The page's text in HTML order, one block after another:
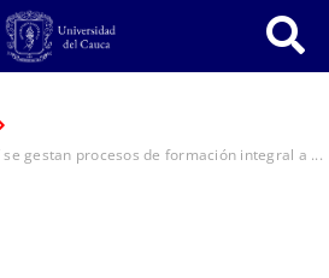
gestan procesos de formación integral a ...